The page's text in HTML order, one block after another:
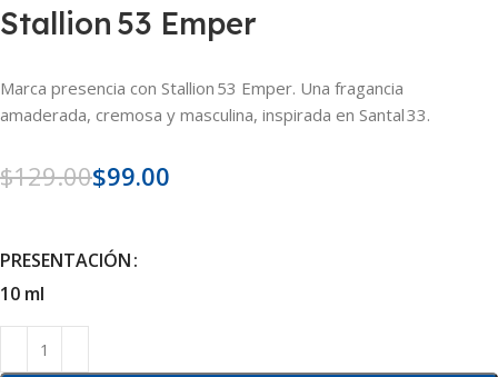
Stallion 53 Emper
Marca presencia con Stallion 53 Emper. Una fragancia
amaderada, cremosa y masculina, inspirada en Santal 33.
$129.00$99.00
PRESENTACIÓN
10 ml